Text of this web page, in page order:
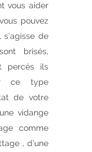
vous aider
pouvez
s’agisse de
brisés,
percés ils
ce type
de votre
vidange
comme
, d’une